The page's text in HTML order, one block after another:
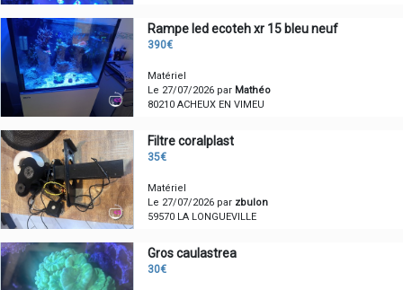
Rampe led ecoteh xr 15 bleu neuf
390€
Matériel
Le 27/07/2026 par Mathéo
80210 ACHEUX EN VIMEU
Filtre coralplast
35€
Matériel
Le 27/07/2026 par zbulon
59570 LA LONGUEVILLE
Gros caulastrea
30€